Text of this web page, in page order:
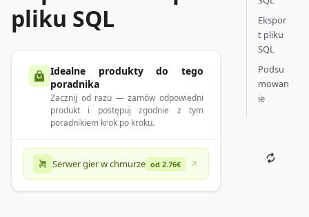
pliku SQL
Idealne produkty do tego
poradnika
Zacznij od razu — zamów odpowiedni
produkt i postępuj zgodnie z tym
poradnikiem krok po kroku.
Serwer gier w chmurze od 2.76€
Ekspor
t pliku
SQL
Podsu
mowan
ie